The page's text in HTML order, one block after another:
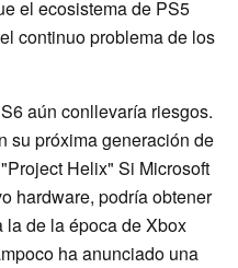
el ecosistema de PS5
continuo problema de los
aún conllevaría riesgos.
su próxima generación de
Helix" Si Microsoft
hardware, podría obtener
la de la época de Xbox
ha anunciado una